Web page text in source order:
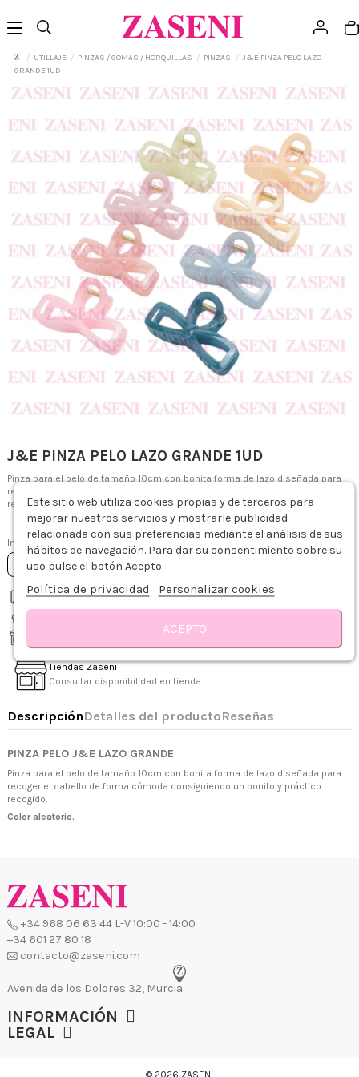
UTILLAJE PINZAS / GOMAS / HORQUILLAS PINZAS
J&E PINZA PELO LAZO
GRANDE 1UD
J&E PINZA PELO LAZO GRANDE 1UD
Pinza para el pelo de tamaño 10cm con bonita forma de lazo diseñada para
recoger el cabello de forma cómoda consiguiendo un bonito y práctico
recogido.
1,89 €
Impuestos incluidos
Envío gratis desde 75€
Recogida gratis en tienda
Tiendas Zaseni
Consultar disponibilidad en tienda
DescripciónDetalles del productoReseñas
PINZA PELO J&E LAZO GRANDE
Pinza para el pelo de tamaño 10cm con bonita forma de lazo diseñada para
recoger el cabello de forma cómoda consiguiendo un bonito y práctico
recogido.
Color aleatorio.
+34 968 06 63 44 L-V 10:00 - 14:00
+34 601 27 80 18
contacto@zaseni.com
Avenida de los Dolores 32, Murcia
INFORMACIÓN
LEGAL
Este sitio web utiliza cookies propias y de terceros para
mejorar nuestros servicios y mostrarle publicidad
relacionada con sus preferencias mediante el análisis de sus
hábitos de navegación. Para dar su consentimiento sobre su
uso pulse el botón Acepto.
Política de privacidad Personalizar cookies
ACEPTO
© 2026 ZASENI